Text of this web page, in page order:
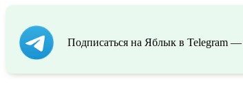
Подписаться на Яблык в Telegram —